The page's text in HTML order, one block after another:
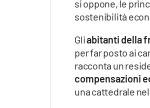
si oppone, le
sostenibilità
Gliabitanti della
per far posto ai
racconta un
compensazioni
una cattedrale